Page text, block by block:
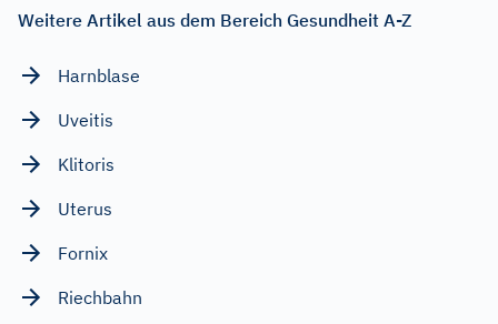
Weitere Artikel aus dem Bereich Gesundheit A-Z
Harnblase
Uveitis
Klitoris
Uterus
Fornix
Riechbahn